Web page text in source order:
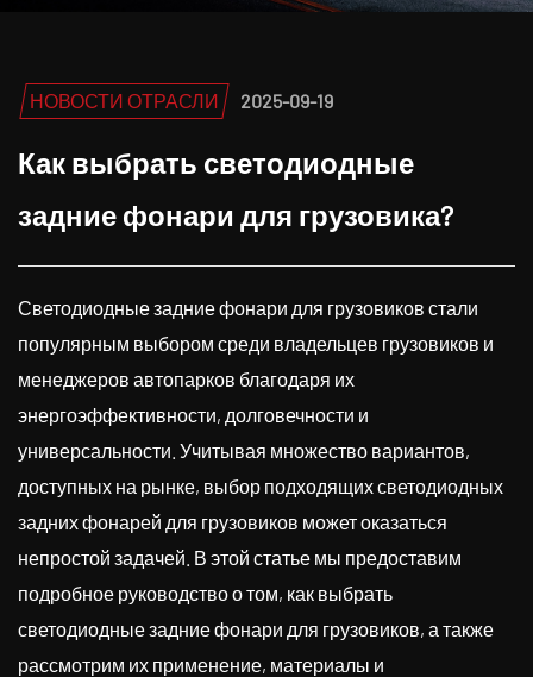
НОВОСТИ ОТРАСЛИ 2025-09-19
Как выбрать светодиодные
задние фонари для грузовика?
Светодиодные задние фонари для грузовиков стали
популярным выбором среди владельцев грузовиков и
менеджеров автопарков благодаря их
энергоэффективности, долговечности и
универсальности. Учитывая множество вариантов,
доступных на рынке, выбор подходящих светодиодных
задних фонарей для грузовиков может оказаться
непростой задачей. В этой статье мы предоставим
подробное руководство о том, как выбрать
светодиодные задние фонари для грузовиков, а также
рассмотрим их применение, материалы и